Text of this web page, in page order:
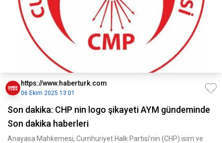
https://www.haberturk.com
06 Ekim 2025 13:01
Son dakika: CHP nin logo şikayeti AYM gündeminde
Son dakika haberleri
Anayasa Mahkemesi, Cumhuriyet Halk Partisi’nin (CHP) isim ve